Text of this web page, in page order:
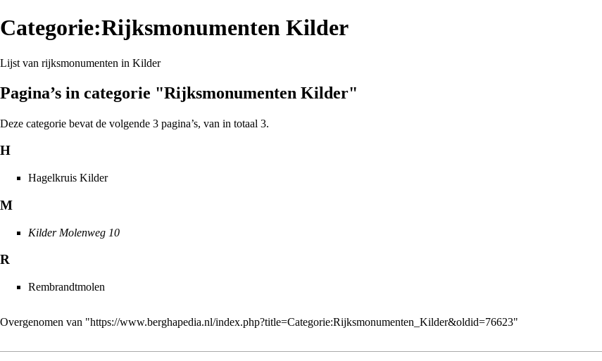
Categorie:Rijksmonumenten Kilder
Lijst van rijksmonumenten in Kilder
Pagina’s in categorie "Rijksmonumenten Kilder"
Deze categorie bevat de volgende 3 pagina’s, van in totaal 3.
H
Hagelkruis Kilder
M
Kilder Molenweg 10
R
Rembrandtmolen
Overgenomen van "https://www.berghapedia.nl/index.php?title=Categorie:Rijksmonumenten_Kilder&oldid=76623"